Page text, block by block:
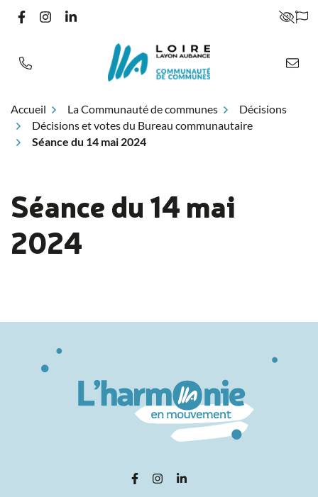
Aller
LIEN VERS LE COMPTE FACEBOOK
LIEN VERS LE COMPTE INSTAGRAM
LIEN VERS LE COMPTE LINKEDIN
Accueil La Communauté de communes
Décisions
Décisions et votes du Bureau communautaire
Séance du 14 mai 2024
Séance du 14 mai
2024
Lien vers le compte Facebook
Lien vers le compte Instagram
Lien vers le compte